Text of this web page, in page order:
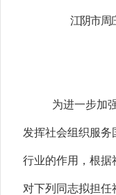
江阴市周
为进一步加
发挥社会组织服务
行业的作用，根据
对下列同志拟担任